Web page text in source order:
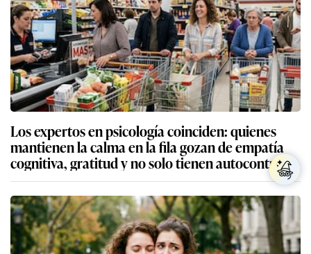
Los expertos en psicología coinciden: quienes
mantienen la calma en la fila gozan de empatía
cognitiva, gratitud y no solo tienen autocontrol